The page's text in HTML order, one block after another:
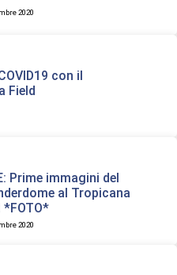
2020
con il
Field
Prime immagini del
al Tropicana
*FOTO*
2020